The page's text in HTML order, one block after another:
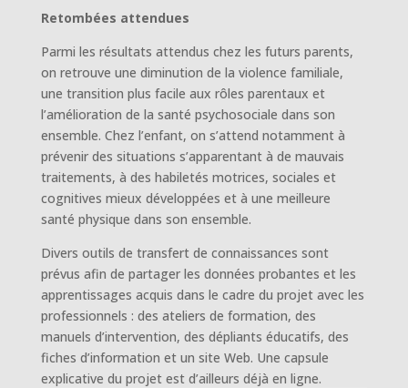
Retombées attendues
Parmi les résultats attendus chez les futurs parents,
on retrouve une diminution de la violence familiale,
une transition plus facile aux rôles parentaux et
l’amélioration de la santé psychosociale dans son
ensemble. Chez l’enfant, on s’attend notamment à
prévenir des situations s’apparentant à de mauvais
traitements, à des habiletés motrices, sociales et
cognitives mieux développées et à une meilleure
santé physique dans son ensemble.
Divers outils de transfert de connaissances sont
prévus afin de partager les données probantes et les
apprentissages acquis dans le cadre du projet avec les
professionnels : des ateliers de formation, des
manuels d’intervention, des dépliants éducatifs, des
fiches d’information et un site Web. Une capsule
explicative du projet est d’ailleurs déjà en ligne.